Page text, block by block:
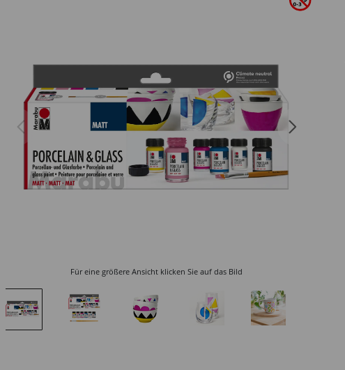
Für eine größere Ansicht klicken Sie auf das Bild